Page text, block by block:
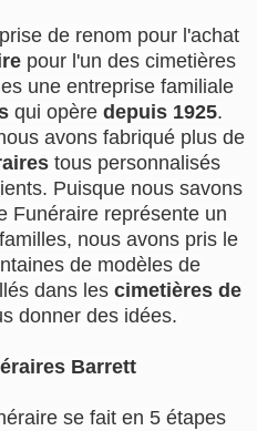
de renom pour l'achat
pour l'un des cimetières
une entreprise familiale
qui opère depuis 1925.
avons fabriqué plus de
tous personnalisés
Puisque nous savons
Funéraire représente un
nous avons pris le
de modèles de
dans les cimetières de
donner des idées.
Barrett
se fait en 5 étapes